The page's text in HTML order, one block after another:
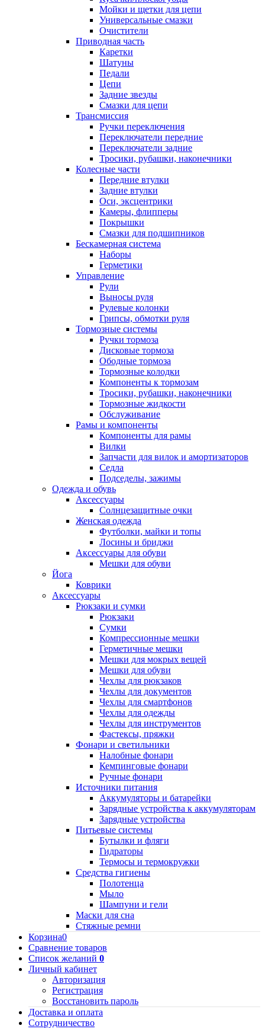
Мойки и щетки для цепи
Универсальные смазки
Очистители
Приводная часть
Каретки
Шатуны
Педали
Цепи
Задние звезды
Смазки для цепи
Трансмиссия
Ручки переключения
Переключатели передние
Переключатели задние
Тросики, рубашки, наконечники
Колесные части
Передние втулки
Задние втулки
Оси, эксцентрики
Камеры, флипперы
Покрышки
Смазки для подшипников
Бескамерная система
Наборы
Герметики
Управление
Рули
Выносы руля
Рулевые колонки
Грипсы, обмотки руля
Тормозные системы
Ручки тормоза
Дисковые тормоза
Ободные тормоза
Тормозные колодки
Компоненты к тормозам
Тросики, рубашки, наконечники
Тормозные жидкости
Обслуживание
Рамы и компоненты
Компоненты для рамы
Вилки
Запчасти для вилок и амортизаторов
Седла
Подседелы, зажимы
Одежда и обувь
Аксессуары
Солнцезащитные очки
Женская одежда
Футболки, майки и топы
Лосины и бриджи
Аксессуары для обуви
Мешки для обуви
Йога
Коврики
Аксессуары
Рюкзаки и сумки
Рюкзаки
Сумки
Компрессионные мешки
Герметичные мешки
Мешки для мокрых вещей
Мешки для обуви
Чехлы для рюкзаков
Чехлы для документов
Чехлы для смартфонов
Чехлы для одежды
Чехлы для инструментов
Фастексы, пряжки
Фонари и светильники
Налобные фонари
Кемпинговые фонари
Ручные фонари
Источники питания
Аккумуляторы и батарейки
Зарядные устройства к аккумуляторам
Зарядные устройства
Питьевые системы
Бутылки и фляги
Гидраторы
Термосы и термокружки
Средства гигиены
Полотенца
Мыло
Шампуни и гели
Маски для сна
Стяжные ремни
Корзина0
Сравнение товаров
Список желаний 0
Личный кабинет
Авторизация
Регистрация
Восстановить пароль
Доставка и оплата
Сотрудничество